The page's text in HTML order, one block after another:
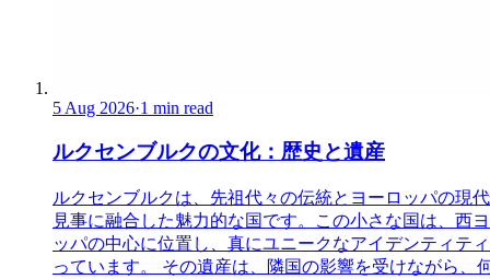
5 Aug 2026·1 min read
ルクセンブルクの文化：歴史と遺産
ルクセンブルクは、先祖代々の伝統とヨーロッパの現
見事に融合した魅力的な国です。この小さな国は、西
ッパの中心に位置し、真にユニークなアイデンティテ
っています。 その遺産は、隣国の影響を受けながら、